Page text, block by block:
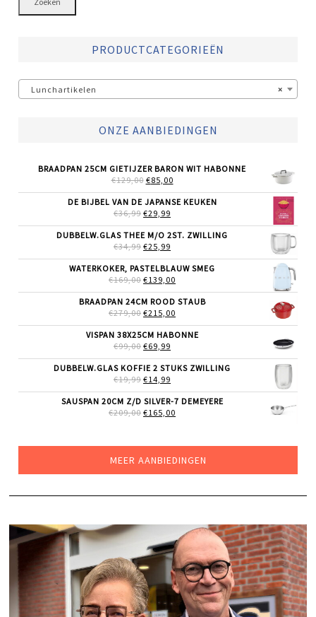
PRODUCTCATEGORIEËN
×
Lunchartikelen
ONZE AANBIEDINGEN
BRAADPAN 25CM GIETIJZER BARON WIT HABONNE
€129,00 OORSPRONKELIJKE
WAS:
€129,00.
€85,00HUIDIGE
IS:
DE BIJBEL VAN DE JAPANSE KEUKEN
€36,99 OORSPRONKELIJKE
WAS:
€36,99.
€29,99
IS:
DUBBELW.GLAS THEE M/O 2ST. ZWILLING
€34,99 OORSPRONKELIJKE
WAS:
€34,99.
€25,99
IS:
€25,99.
WATERKOKER, PASTELBLAUW SMEG
€169,00 OORSPRONKELIJKE
WAS:
€169,00.
€139,00
IS:
BRAADPAN 24CM ROOD STAUB
€279,00 OORSPRONKELIJKE
WAS:
€279,00.
€215,00
IS:
VISPAN 38X25CM HABONNE
€99,00 OORSPRONKELIJKE
WAS:
€99,00.
€69,99
IS:
DUBBELW.GLAS KOFFIE 2 STUKS ZWILLING
€19,99 OORSPRONKELIJKE
WAS:
€19,99.
€14,99
IS:
€14,99.
SAUSPAN 20CM Z/D SILVER-7 DEMEYERE
€209,00 OORSPRONKELIJKE
€165,00
MEER AANBIEDINGEN